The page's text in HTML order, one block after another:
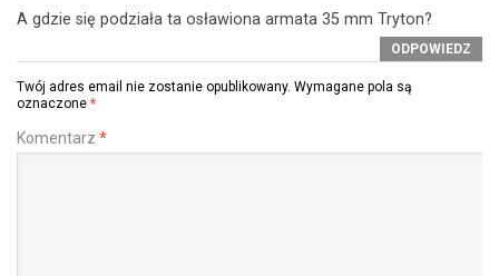
A gdzie się podziała ta osławiona armata 35 mm Tryton?
ODPOWIEDZ
Twój adres email nie zostanie opublikowany. Wymagane pola są
oznaczone *
Komentarz *